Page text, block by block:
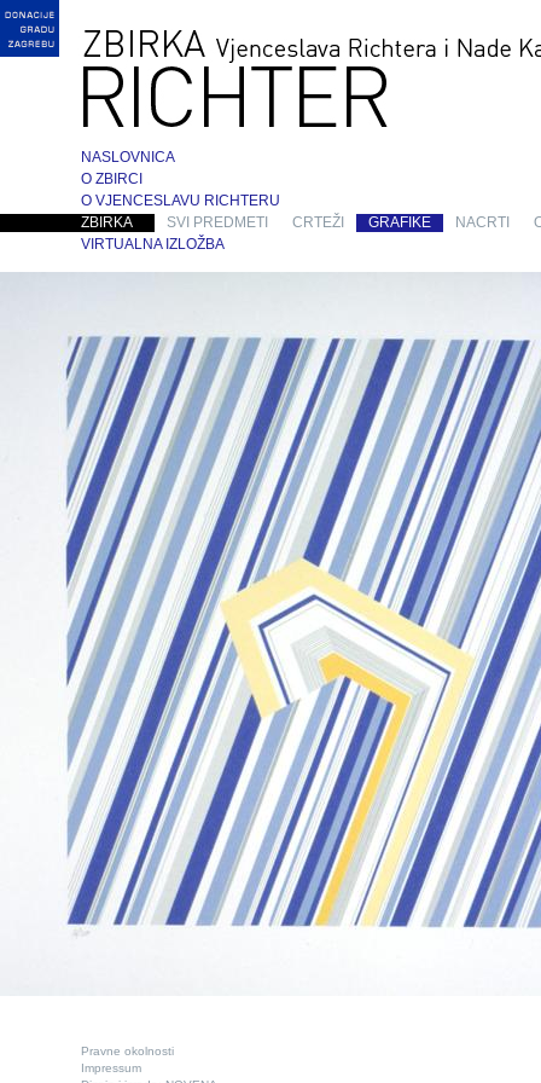
NASLOVNICA
O ZBIRCI
O VJENCESLAVU RICHTERU
ZBIRKA
SVI PREDMETI CRTEŽI GRAFIKE NACRTI
VIRTUALNA IZLOŽBA
Pravne okolnosti
Impressum